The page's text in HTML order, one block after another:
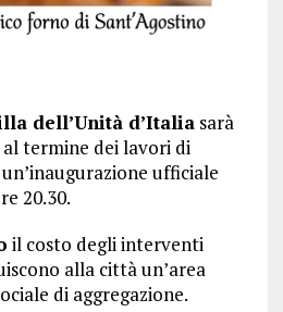
dell’Unità d’Italiasarà
termine dei lavori di
ufficiale
20.30.
il costo degli interventi
alla città un’area
di aggregazione.